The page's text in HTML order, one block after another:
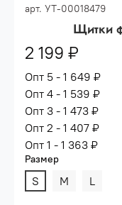
арт. УТ-00018479
Щитки
2 199 ₽
Опт 5 - 1 649 ₽
Опт 4 - 1 539 ₽
Опт 3 - 1 473 ₽
Опт 2 - 1 407 ₽
Опт 1 - 1 363 ₽
Размер
S M L